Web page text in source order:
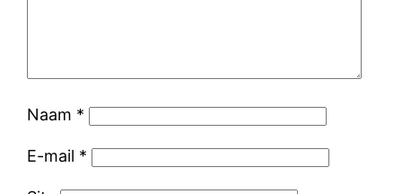
Naam *
E-mail *